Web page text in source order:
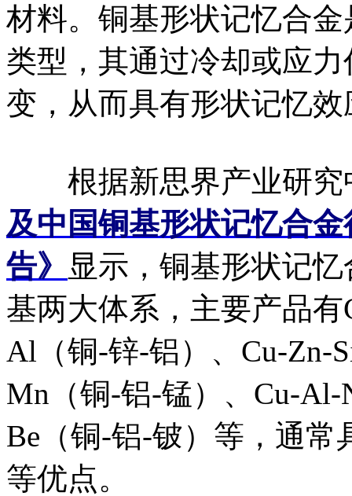
材料。铜基形状记忆合
类型，其通过冷却或应
变，从而具有形状记忆效
根据新思界产业研究
及中国铜基形状记忆合
告》 显示，铜基形状记
基两大体系，主要产品
Al（铜-锌-铝）、Cu-Zn-
Mn（铜-铝-锰）、Cu-
Be（铜-铝-铍）等，通
等优点。